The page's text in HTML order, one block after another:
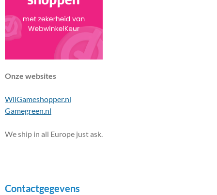
Onze websites
WiiGameshopper.nl
Gamegreen.nl
We ship in all Europe just ask.
Contactgegevens